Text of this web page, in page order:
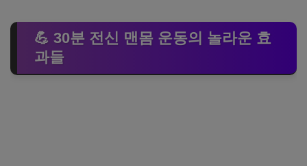
💪 30분 전신 맨몸 운동의 놀라운 효
과들